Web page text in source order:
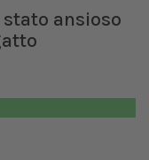
ansioso